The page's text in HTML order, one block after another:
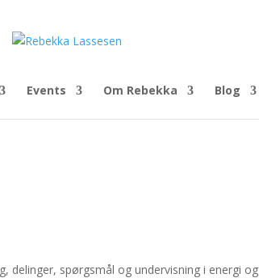
Events Om Rebekka Blog
delinger, spørgsmål og undervisning i energi og